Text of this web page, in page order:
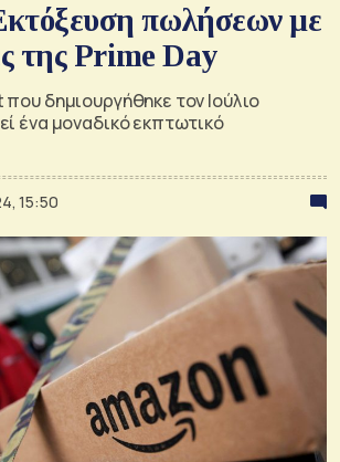
πωλήσεων με
της Prime Day
δημιουργήθηκε τον Ιούλιο
ένα μοναδικό εκπτωτικό
15:50